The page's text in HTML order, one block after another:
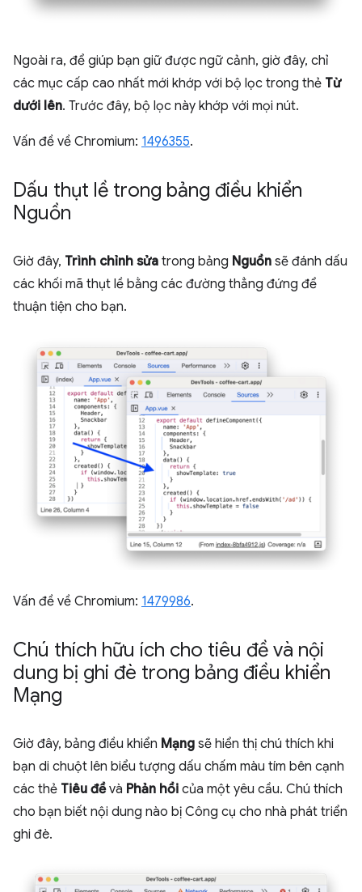
Ngoài ra, để giúp bạn giữ được ngữ cảnh, giờ đây, chỉ
các mục cấp cao nhất mới khớp với bộ lọc trong thẻ Từ
dưới lên. Trước đây, bộ lọc này khớp với mọi nút.
Vấn đề về Chromium: 1496355.
Dấu thụt lề trong bảng điều khiển
Nguồn
Giờ đây, Trình chỉnh sửa trong bảng Nguồn sẽ đánh dấu
các khối mã thụt lề bằng các đường thẳng đứng để
thuận tiện cho bạn.
Vấn đề về Chromium: 1479986.
Chú thích hữu ích cho tiêu đề và nội
dung bị ghi đè trong bảng điều khiển
Mạng
Giờ đây, bảng điều khiển Mạng sẽ hiển thị chú thích khi
bạn di chuột lên biểu tượng dấu chấm màu tím bên cạnh
các thẻ Tiêu đềvà Phản hồi của một yêu cầu. Chú thích
cho bạn biết nội dung nào bị Công cụ cho nhà phát triển
ghi đè.